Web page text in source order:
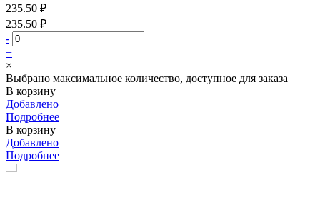
235.50 ₽
235.50 ₽
-
+
×
Выбрано максимальное количество, доступное для заказа
В корзину
Добавлено
Подробнее
В корзину
Добавлено
Подробнее